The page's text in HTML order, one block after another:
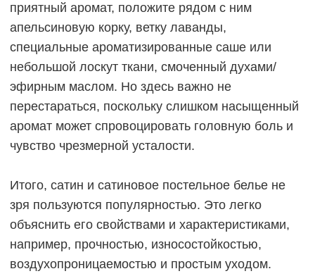
приятный аромат, положите рядом с ним
апельсиновую корку, ветку лаванды,
специальные ароматизированные саше или
небольшой лоскут ткани, смоченный духами/
эфирным маслом. Но здесь важно не
перестараться, поскольку слишком насыщенный
аромат может спровоцировать головную боль и
чувство чрезмерной усталости.
Итого, сатин и сатиновое постельное белье не
зря пользуются популярностью. Это легко
объяснить его свойствами и характеристиками,
например, прочностью, износостойкостью,
воздухопроницаемостью и простым уходом.